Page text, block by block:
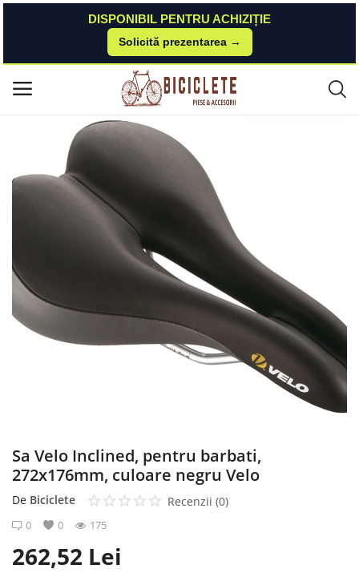
DISPONIBIL PENTRU ACHIZIȚIE
Solicită prezentarea →
Meniu principal
Acasă
Listă de dorințe
Blog
Autentificare
Suspensie-cadru
Sa Velo Inclined, pentru barbati, 272x176mm, culoare negru Velo
Sa Velo Inclined, pentru barbati,
272x176mm, culoare negru Velo
De Biciclete Recenzii (0)
0 0 175
262,52 Lei